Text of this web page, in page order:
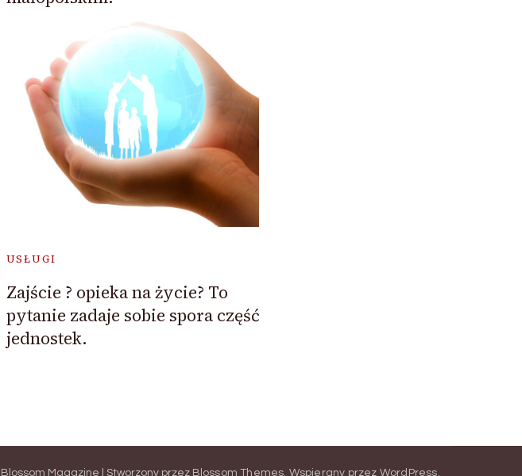
USŁUGI
Zajście ? opieka na życie? To
pytanie zadaje sobie spora część
jednostek.
Blossom Magazine | Stworzony przez Blossom Themes. Wspierany przez WordPress.